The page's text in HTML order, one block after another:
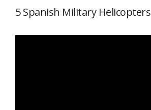
5 Spanish Military Helicopters